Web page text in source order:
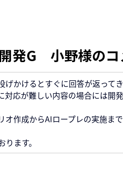
発G　小野様のコ
かけるとすぐに回答が返って
応が難しい内容の場合には開
作成からAIロープレの実施ま
ます。